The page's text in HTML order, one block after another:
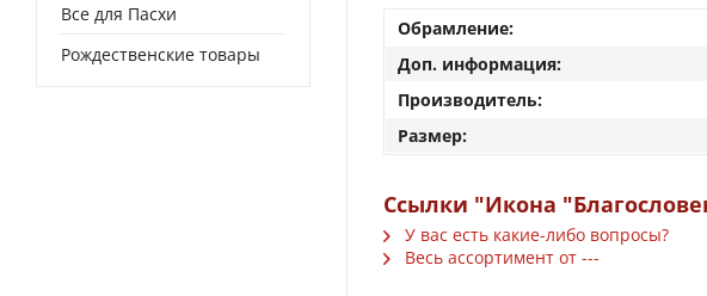
Все для Пасхи
Рождественские товары
Обрамление:
Доп. информация:
Производитель:
Размер:
Ссылки "Икона
У вас есть какие-либо вопросы?
Весь ассортимент от ---